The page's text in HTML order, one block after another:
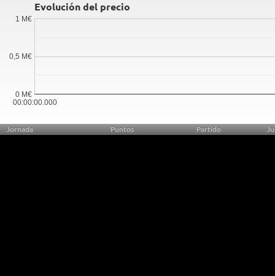
Evolución del precio
00:00:00.000
0 M€
0,5 M€
1 M€
Jornada Puntos Partido